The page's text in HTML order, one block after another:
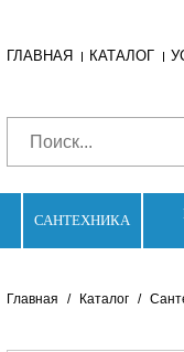
ГЛАВНАЯ КАТАЛОГ
САНТЕХНИКА
Главная / Каталог /